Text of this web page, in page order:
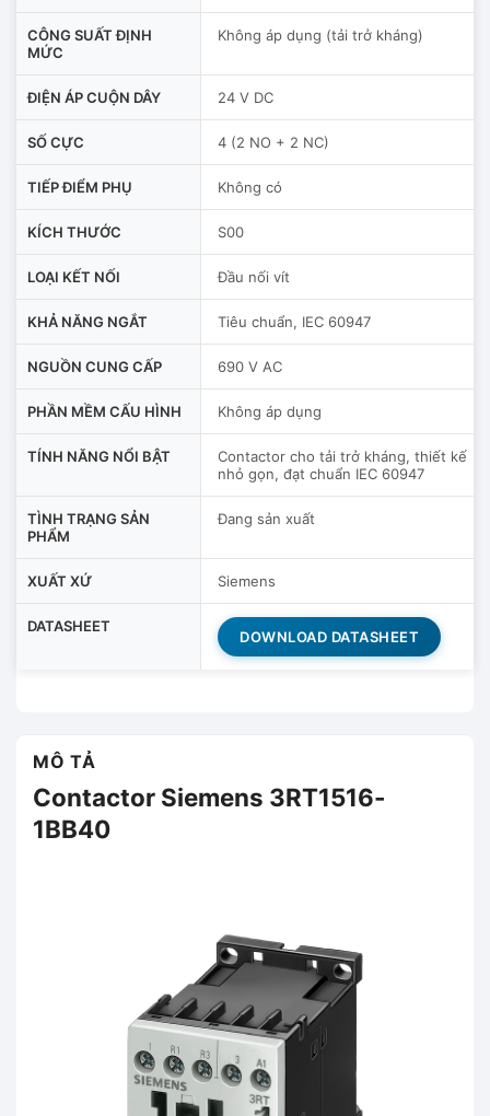
CÔNG SUẤT ĐỊNH
MỨC
Không áp dụng (tải trở kháng)
ĐIỆN ÁP CUỘN DÂY 24 V DC
SỐ CỰC 4 (2 NO + 2 NC)
TIẾP ĐIỂM PHỤ Không có
KÍCH THƯỚC S00
LOẠI KẾT NỐI Đầu nối vít
KHẢ NĂNG NGẮT Tiêu chuẩn, IEC 60947
NGUỒN CUNG CẤP 690 V AC
PHẦN MỀM CẤU HÌNH Không áp dụng
TÍNH NĂNG NỔI BẬT
Contactor cho tải trở kháng, thiết kế
nhỏ gọn, đạt chuẩn IEC 60947
TÌNH TRẠNG SẢN
PHẨM
Đang sản xuất
XUẤT XỨ Siemens
DATASHEET
DOWNLOAD DATASHEET
MÔ TẢ
Contactor Siemens 3RT1516-
1BB40